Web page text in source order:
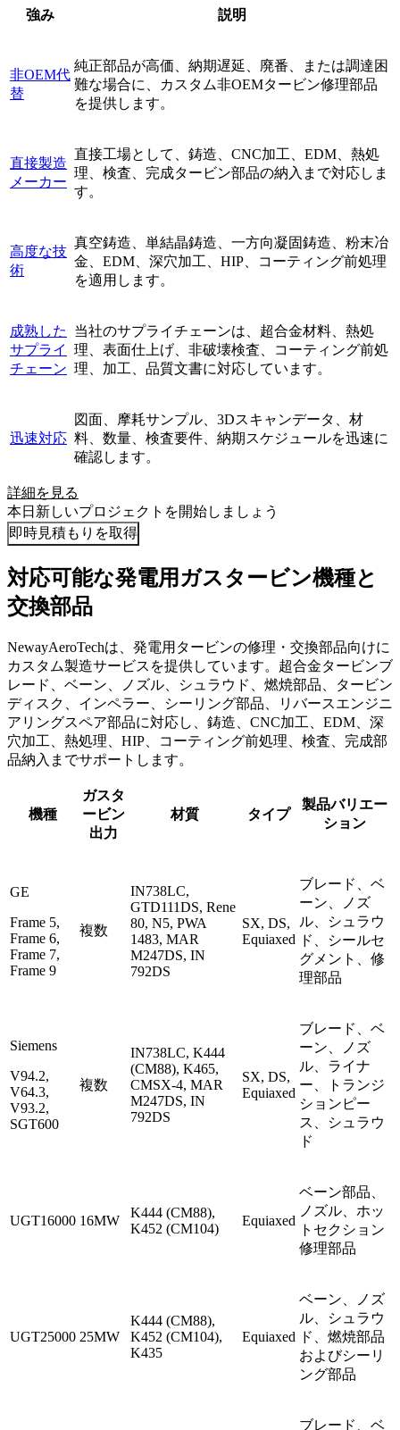
強み 説明
非OEM代
替
純正部品が高価、納期遅延、廃番、または調達困
難な場合に、カスタム非OEMタービン修理部品
を提供します。
直接製造
メーカー
直接工場として、鋳造、CNC加工、EDM、熱処
理、検査、完成タービン部品の納入まで対応しま
す。
高度な技
術
真空鋳造、単結晶鋳造、一方向凝固鋳造、粉末冶
金、EDM、深穴加工、HIP、コーティング前処理
を適用します。
成熟した
サプライ
チェーン
当社のサプライチェーンは、超合金材料、熱処
理、表面仕上げ、非破壊検査、コーティング前処
理、加工、品質文書に対応しています。
迅速対応
図面、摩耗サンプル、3Dスキャンデータ、材
料、数量、検査要件、納期スケジュールを迅速に
確認します。
詳細を見る
本日新しいプロジェクトを開始しましょう
即時見積もりを取得
対応可能な発電用ガスタービン機種と
交換部品
NewayAeroTechは、発電用タービンの修理・交換部品向けに
カスタム製造サービスを提供しています。超合金タービンブ
レード、ベーン、ノズル、シュラウド、燃焼部品、タービン
ディスク、インペラー、シーリング部品、リバースエンジニ
アリングスペア部品に対応し、鋳造、CNC加工、EDM、深
穴加工、熱処理、HIP、コーティング前処理、検査、完成部
品納入までサポートします。
機種
ガスタ
ービン
出力
材質 タイプ
製品バリエー
ション
GE
Frame 5,
Frame 6,
Frame 7,
Frame 9
複数
IN738LC,
GTD111DS, Rene
80, N5, PWA
1483, MAR
M247DS, IN
792DS
SX, DS,
Equiaxed
ブレード、ベ
ーン、ノズ
ル、シュラウ
ド、シールセ
グメント、修
理部品
Siemens
V94.2,
V64.3,
V93.2,
SGT600
複数
IN738LC, K444
(CM88), K465,
CMSX-4, MAR
M247DS, IN
792DS
SX, DS,
Equiaxed
ブレード、ベ
ーン、ノズ
ル、ライナ
ー、トランジ
ションピー
ス、シュラウ
ド
UGT16000 16MW
K444 (CM88),
K452 (CM104)
Equiaxed
ベーン部品、
ノズル、ホッ
トセクション
修理部品
UGT25000 25MW
K444 (CM88),
K452 (CM104),
K435
Equiaxed
ベーン、ノズ
ル、シュラウ
ド、燃焼部品
およびシーリ
ング部品
ブレード、ベ